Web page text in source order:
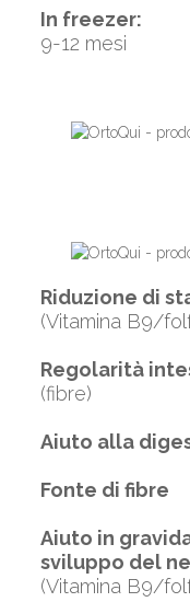
In freezer:
9-12 mesi
Riduzione di
(Vitamina B9/
Regolarità
(fibre)
Aiuto alla
Fonte di fibre
Aiuto in
sviluppo del
(Vitamina B9/